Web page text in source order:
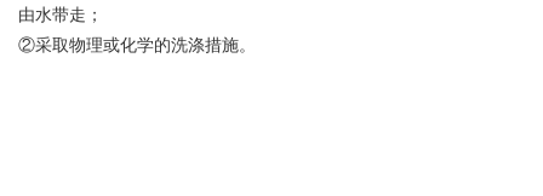
由水带走；
②采取物理或化学的洗涤措施。